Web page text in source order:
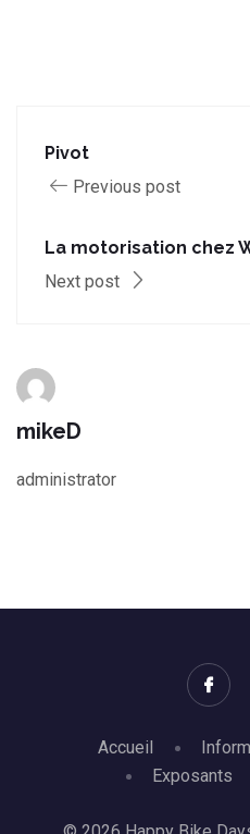
Pivot
Previous post
La motorisation chez
Next post
mikeD
administrator
Accueil
Exposants